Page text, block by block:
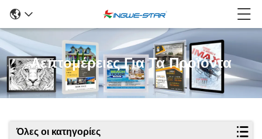
Λεπτομέρειες Για Τα Προϊόντα
Όλες οι κατηγορίες